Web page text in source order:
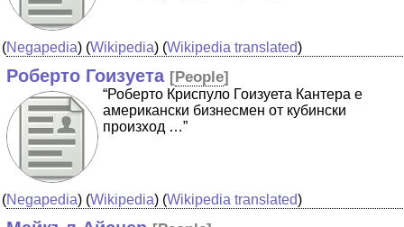
(Negapedia) (Wikipedia) (Wikipedia translated)
Роберто Гоизуета [People]
“Роберто Криспуло Гоизуета Кантера е
американски бизнесмен от кубински
произход …”
(Negapedia) (Wikipedia) (Wikipedia translated)